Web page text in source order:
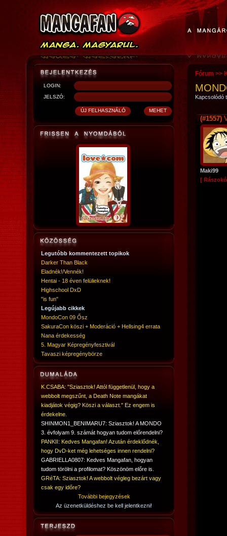
LOGIN:
JELSZÓ:
Legutóbb kommentezett topikok
Darker Than Black
Eladnék!/Vennék!
Hentai - 18 éven felülieknek!
Highschool DxD
"is fun"
Legújabb cikkek
MondoCon 09 Ősz
SakuraCon köszi + Moderáció + Hellsing4 errata
Nana érdekesség
5. Magyar Képregényfesztivál
Tavaszi képregénybörze
K.CSABA: "Sziasztok! Attól függetlenül, hogy a
webbolt megszűnt, a Death Note mangákat
kiadjátok végig? Köszi a választ." Ez engem is
érdekelne.
SHINMON1_BENIMARU7: Sziasztok! A MONDO
3. évfolyam 9. számát hogyan tudom előrendelni?
PANKII: Kedves Mangafan! Azután érdeklődnék,
hogy DvD-ket még lehetséges innen rendelni?
GABRIELLA0807: Kedves Mangafan, hogyan
tudom törölni a profilomat? Köszönöm előre is.
GRéTA: Sziasztok! A webbolt végleg bezárt vagy
csak egy időre?
További bejegyzések
Az üzenetküldéshez be kell jelentkezni!
Fórum >>
Kapcsolódó
(#1557)
Maki99
[